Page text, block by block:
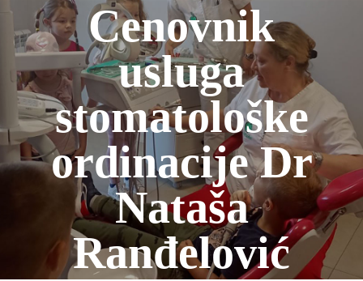
Cenovnik
usluga
stomatološke
ordinacije Dr
Nataša
Ranđelović